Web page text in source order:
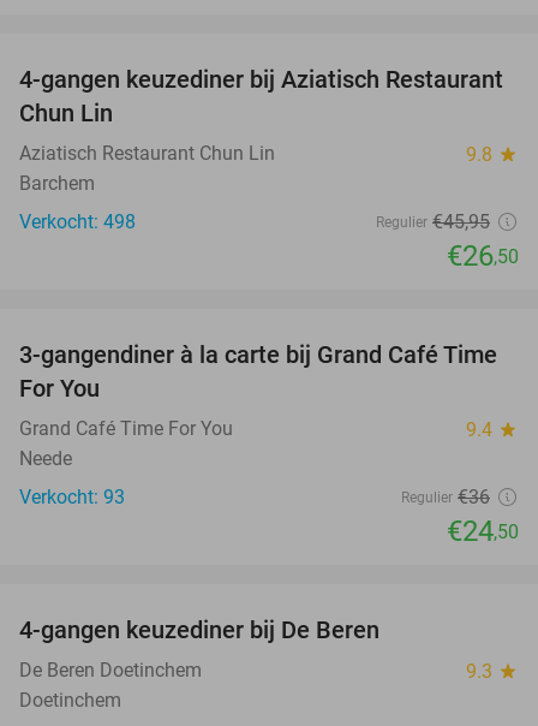
42%
4-gangen keuzediner bij Aziatisch Restaurant
Chun Lin
Aziatisch Restaurant Chun Lin 9.8 star
Barchem
Verkocht: 498
Regulier €45,95
€26,50
32%
3-gangendiner à la carte bij Grand Café Time
For You
Grand Café Time For You 9.4 star
Neede
Verkocht: 93
Regulier €36
€24,50
4-gangen keuzediner bij De Beren
De Beren Doetinchem 9.3 star
Doetinchem